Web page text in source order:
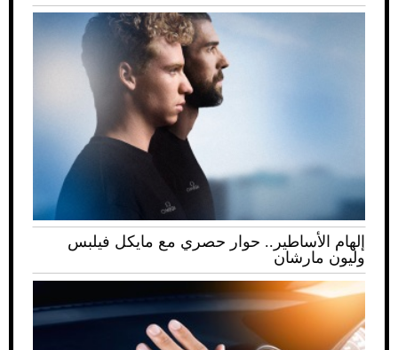
إلهام الأساطير.. حوار حصري مع مايكل فيلبس
وليون مارشان